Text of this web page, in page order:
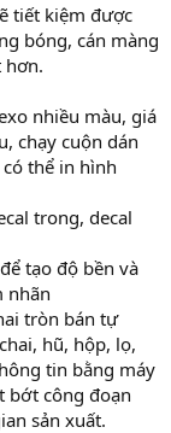
tiết kiệm được
bóng, cán màng
hơn.
nhiều màu, giá
chạy cuộn dán
thể in hình
trong, decal
tạo độ bền và
nhãn
tròn bán tự
hũ, hộp, lọ,
tin bằng máy
bớt công đoạn
sản xuất.